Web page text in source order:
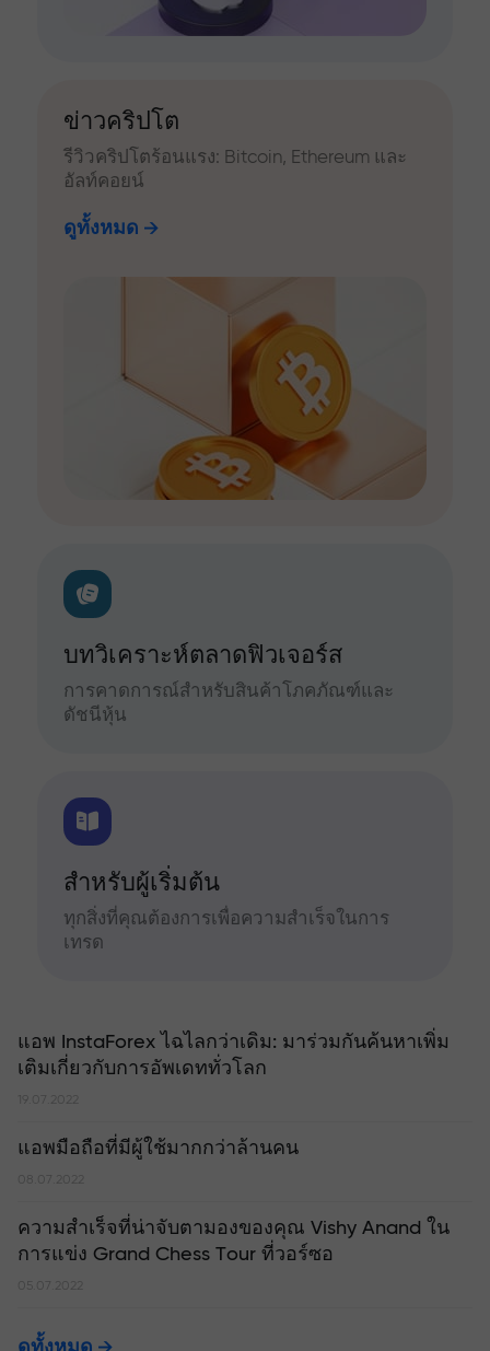
ข่าวคริปโต
รีวิวคริปโตร้อนแรง: Bitcoin, Ethereum และ
อัลท์คอยน์
ดูทั้งหมด
บทวิเคราะห์ตลาดฟิวเจอร์ส
การคาดการณ์สำหรับสินค้าโภคภัณฑ์และ
ดัชนีหุ้น
สำหรับผู้เริ่มต้น
ทุกสิ่งที่คุณต้องการเพื่อความสำเร็จในการ
เทรด
แอพ InstaForex ไฉไลกว่าเดิม: มาร่วมกันค้นหาเพิ่ม
เติมเกี่ยวกับการอัพเดททั่วโลก
19.07.2022
แอพมือถือที่มีผู้ใช้มากกว่าล้านคน
08.07.2022
ความสำเร็จที่น่าจับตามองของคุณ Vishy Anand ใน
การแข่ง Grand Chess Tour ที่วอร์ซอ